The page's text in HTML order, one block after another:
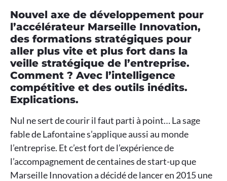
Nouvel axe de développement pour
l’accélérateur Marseille Innovation,
des formations stratégiques pour
aller plus vite et plus fort dans la
veille stratégique de l’entreprise.
Comment ? Avec l’intelligence
compétitive et des outils inédits.
Explications.
Nul ne sert de courir il faut parti à point… La sage
fable de Lafontaine s’applique aussi au monde
l’entreprise. Et c’est fort de l’expérience de
l’accompagnement de centaines de start-up que
Marseille Innovation a décidé de lancer en 2015 une